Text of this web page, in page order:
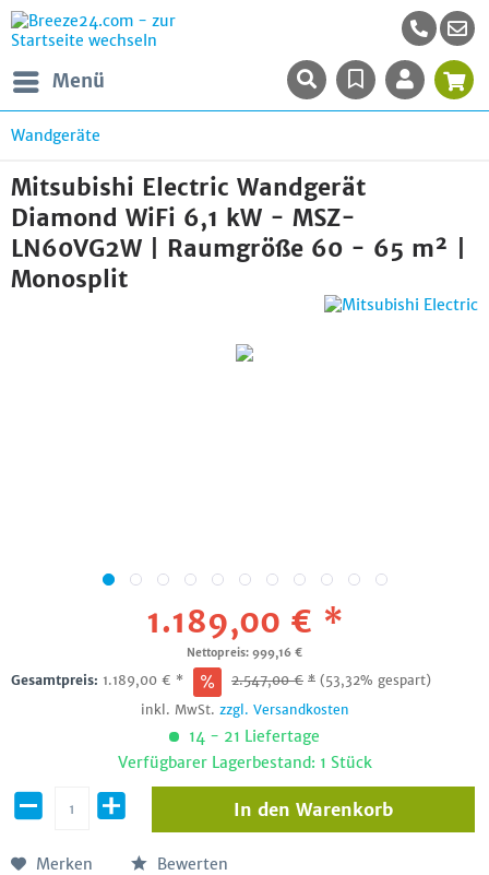
Menü
Wandgeräte
Mitsubishi Electric Wandgerät
Diamond WiFi 6,1 kW - MSZ-
LN60VG2W | Raumgröße 60 - 65 m² |
Monosplit
1.189,00 € *
Nettopreis: 999,16 €
Gesamtpreis: 1.189,00 € * 2.547,00€ * (53,32% gespart)
inkl. MwSt. zzgl. Versandkosten
14 - 21 Liefertage
Verfügbarer Lagerbestand: 1 Stück
In den Warenkorb
Merken Bewerten